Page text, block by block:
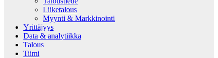
Liiketalous
Myynti & Markkinointi
Yrittäjyys
Data & analytiikka
Talous
Tiimi